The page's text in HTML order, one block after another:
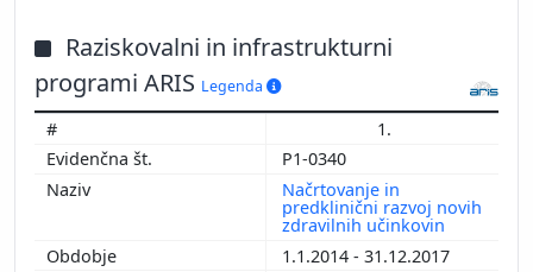
Raziskovalni in infrastrukturni
programi ARIS Legenda
1.
P1-0340
Načrtovanje in
predklinični razvoj novih
zdravilnih učinkovin
1.1.2014 - 31.12.2017